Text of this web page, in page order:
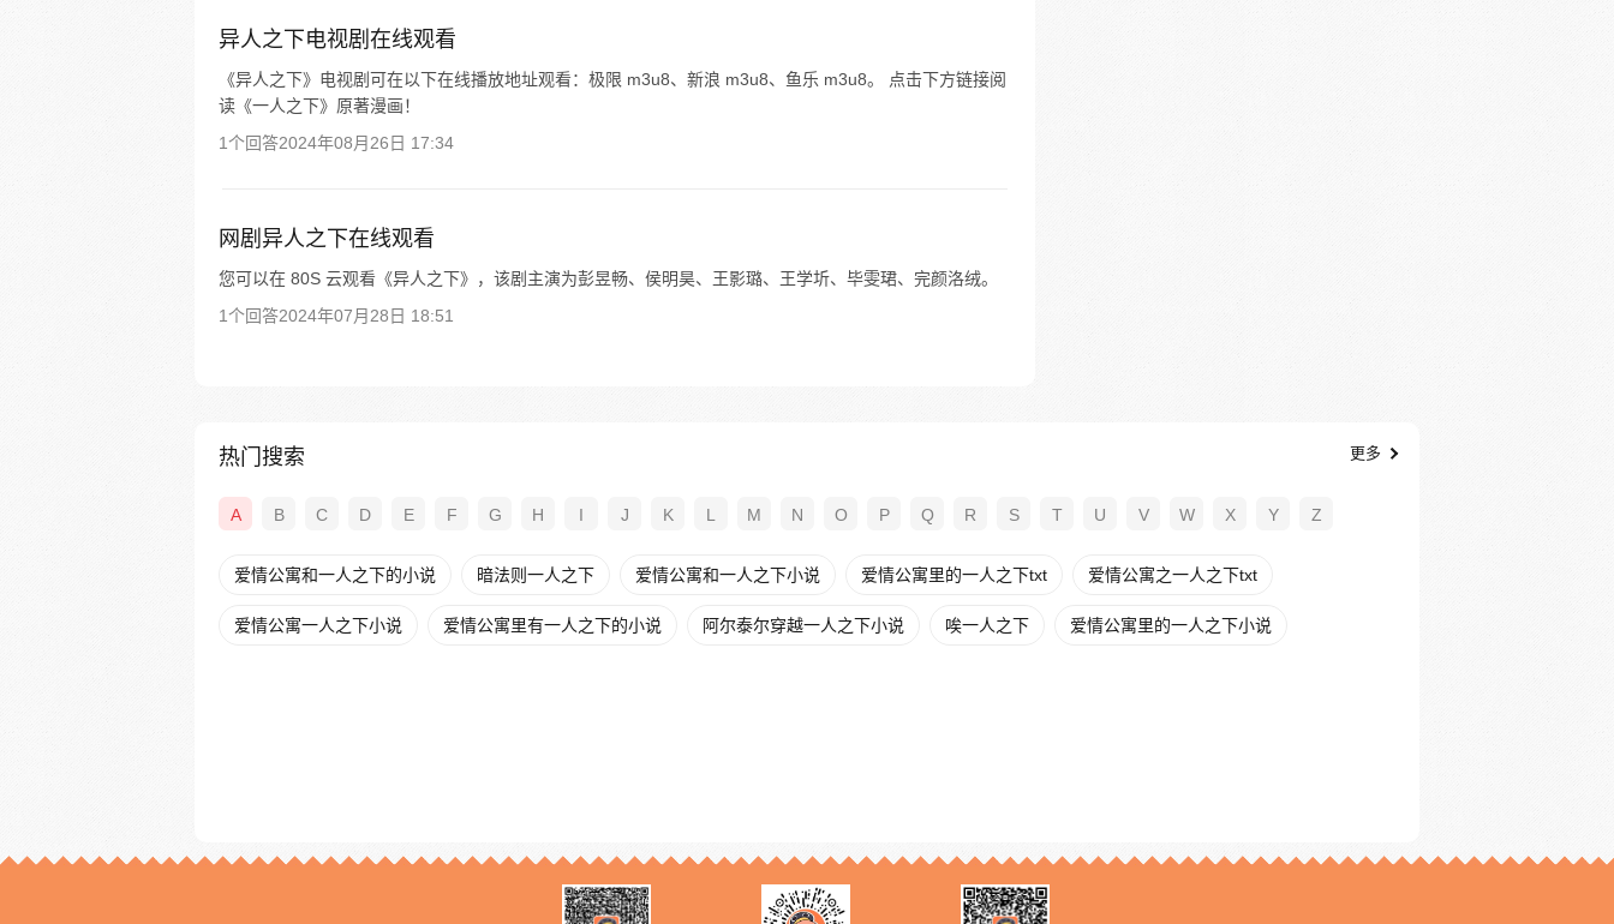
异人之下电视剧在线观看
《异人之下》电视剧可在以下在线播放地址观看：极限 m3u8、新浪 m3u8、鱼乐 m3u8。 点击下方链接阅
读《一人之下》原著漫画！
1个回答2024年08月26日 17:34
网剧异人之下在线观看
您可以在 80S 云观看《异人之下》，该剧主演为彭昱畅、侯明昊、王影璐、王学圻、毕雯珺、完颜洛绒。
1个回答2024年07月28日 18:51
热门搜索 更多
A B C D E F G H I J K L M N O P Q R S T U V W X Y Z
爱情公寓和一人之下的小说 暗法则一人之下 爱情公寓和一人之下小说 爱情公寓里的一人之下txt 爱情公寓之一人之下txt
爱情公寓一人之下小说 爱情公寓里有一人之下的小说 阿尔泰尔穿越一人之下小说 唉一人之下 爱情公寓里的一人之下小说